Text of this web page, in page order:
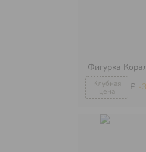
₽ -
Фигурка